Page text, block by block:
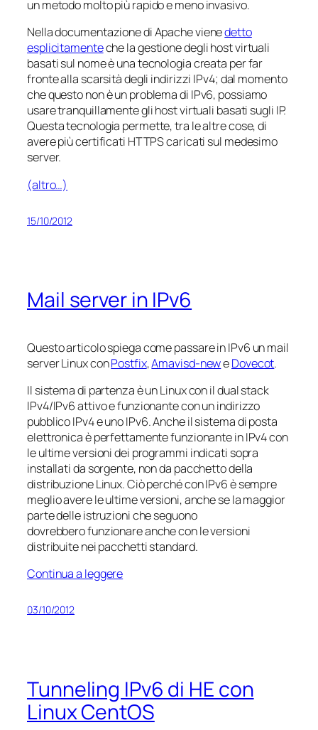
un metodo molto più rapido e meno invasivo.
Nella documentazione di Apache vienedetto
esplicitamenteche la gestione degli host virtuali
basati sul nome è una tecnologia creata per far
fronte alla scarsità degli indirizzi IPv4; dal momento
che questo non è un problema di IPv6, possiamo
usare tranquillamente gli host virtuali basati sugli IP.
Questa tecnologia permette, tra le altre cose, di
avere più certificati HTTPS caricati sul medesimo
server.
(altro…)
15/10/2012
Mail server in IPv6
Questo articolo spiega come passare in IPv6 un mail
server Linux conPostfix,Amavisd-neweDovecot.
Il sistema di partenza è un Linux con il dual stack
IPv4/IPv6 attivo e funzionante con un indirizzo
pubblico IPv4 e uno IPv6. Anche il sistema di posta
elettronica è perfettamente funzionante in IPv4 con
le ultime versioni dei programmi indicati sopra
installati da sorgente, non da pacchetto della
distribuzione Linux. Ciò perché con IPv6 è sempre
meglio avere le ultime versioni, anche se la maggior
parte delle istruzioni che seguono
dovrebbero funzionare anche con le versioni
distribuite nei pacchetti standard.
Continua a leggere
03/10/2012
Tunneling IPv6 di HE con
Linux CentOS